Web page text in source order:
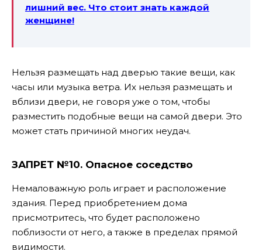
лишний вес. Что стоит знать каждой
женщине!
Нельзя размещать над дверью такие вещи, как
часы или музыка ветра. Их нельзя размещать и
вблизи двери, не говоря уже о том, чтобы
разместить подобные вещи на самой двери. Это
может стать причиной многих неудач.
ЗАПРЕТ №10. Опасное соседство
Немаловажную роль играет и расположение
здания. Перед приобретением дома
присмотритесь, что будет расположено
поблизости от него, а также в пределах прямой
видимости.